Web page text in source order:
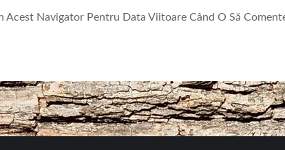
Acest Navigator Pentru Data Viitoare Când O Să